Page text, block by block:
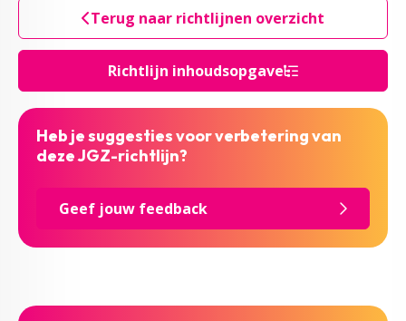
Richtlijn inhoudsopgave
Terug naar richtlijnen overzicht
Heb je suggesties voor verbetering van
deze JGZ-richtlijn?
Geef jouw feedback